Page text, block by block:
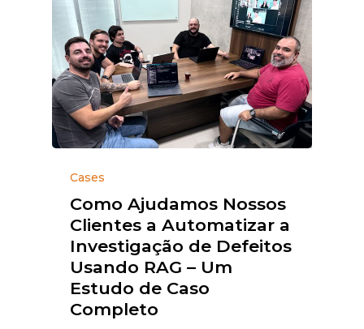
Cases
Como Ajudamos Nossos
Clientes a Automatizar a
Investigação de Defeitos
Usando RAG – Um
Estudo de Caso
Completo